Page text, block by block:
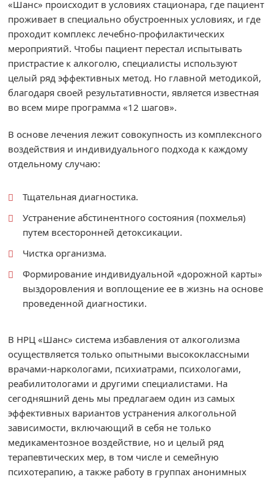
«Шанс» происходит в условиях стационара, где пациент
проживает в специально обустроенных условиях, и где
проходит комплекс лечебно-профилактических
мероприятий. Чтобы пациент перестал испытывать
пристрастие к алкоголю, специалисты используют
целый ряд эффективных метод. Но главной методикой,
благодаря своей результативности, является известная
во всем мире программа «12 шагов».
В основе лечения лежит совокупность из комплексного
воздействия и индивидуального подхода к каждому
отдельному случаю:
Тщательная диагностика.
Устранение абстинентного состояния (похмелья)
путем всесторонней детоксикации.
Чистка организма.
Формирование индивидуальной «дорожной карты»
выздоровления и воплощение ее в жизнь на основе
проведенной диагностики.
В НРЦ «Шанс» система избавления от алкоголизма
осуществляется только опытными высококлассными
врачами-наркологами, психиатрами, психологами,
реабилитологами и другими специалистами. На
сегодняшний день мы предлагаем один из самых
эффективных вариантов устранения алкогольной
зависимости, включающий в себя не только
медикаментозное воздействие, но и целый ряд
терапевтических мер, в том числе и семейную
психотерапию, а также работу в группах анонимных